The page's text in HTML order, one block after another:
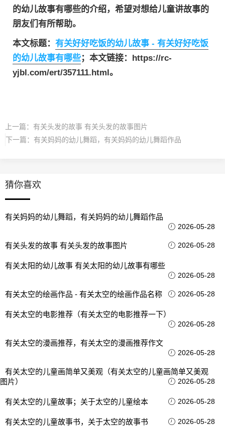
的幼儿故事有哪些的介绍，希望对想给儿童讲故事的
朋友们有所帮助。
本文标题： 有关好好吃饭的幼儿故事 - 有关好好吃饭
的幼儿故事有哪些；本文链接：https://rc-
yjbl.com/ert/357111.html。
上一篇： 有关头发的故事 有关头发的故事图片
下一篇： 有关妈妈的幼儿舞蹈，有关妈妈的幼儿舞蹈作品
猜你喜欢
有关妈妈的幼儿舞蹈，有关妈妈的幼儿舞蹈作品
2026-05-28
有关头发的故事 有关头发的故事图片 2026-05-28
有关太阳的幼儿故事 有关太阳的幼儿故事有哪些
2026-05-28
有关太空的绘画作品 - 有关太空的绘画作品名称 2026-05-28
有关太空的电影推荐（有关太空的电影推荐一下）
2026-05-28
有关太空的漫画推荐，有关太空的漫画推荐作文
2026-05-28
有关太空的儿童画简单又美观（有关太空的儿童画简单又美观
图片）
2026-05-28
有关太空的儿童故事；关于太空的儿童绘本 2026-05-28
有关太空的儿童故事书，关于太空的故事书 2026-05-28